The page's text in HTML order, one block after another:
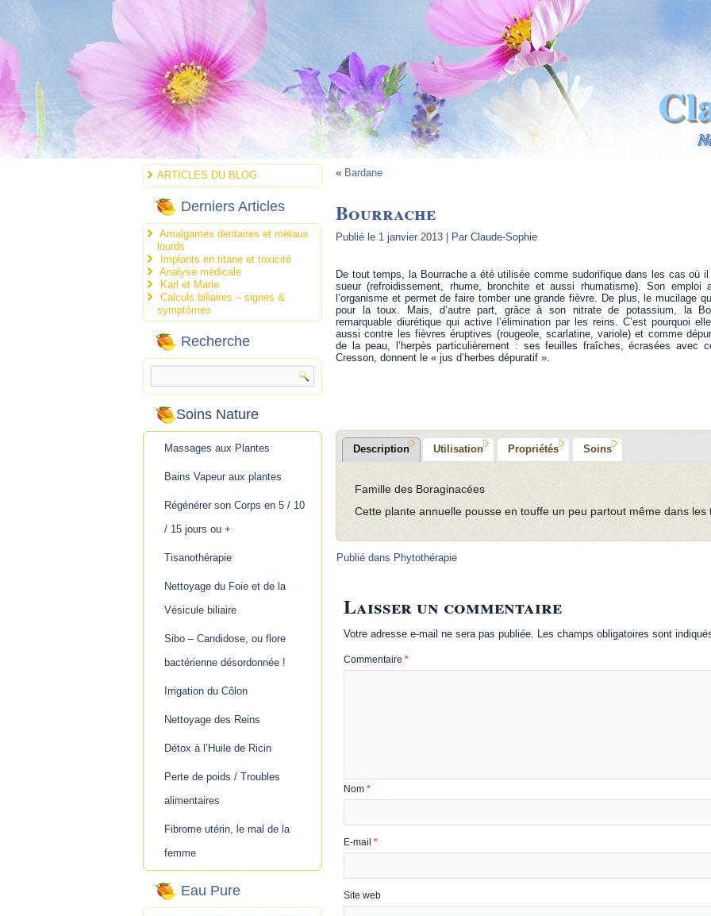
ARTICLES DU BLOG
Derniers Articles
Amalgames dentaires et métaux
lourds
Implants en titane et toxicité
Analyse médicale
Karl et Marie
Calculs biliaires – signes &
symptômes
Recherche
Soins Nature
Massages aux Plantes
Bains Vapeur aux plantes
Régénérer son Corps en 5 / 10
/ 15 jours ou +
Tisanothérapie
Nettoyage du Foie et de la
Vésicule biliaire
Sibo – Candidose, ou flore
bactérienne désordonnée !
Irrigation du Côlon
Nettoyage des Reins
Détox à l’Huile de Ricin
Perte de poids / Troubles
alimentaires
Fibrome utérin, le mal de la
femme
Eau Pure
« Bardane
Bourrache
Publié le 1 janvier 2013 Par Claude-Sophie
De tout temps, la Bourrache a été utilisée comme sudorifique dans les cas où
sueur (refroidissement, rhume, bronchite et aussi rhumatisme). Son emploi
l’organisme et permet de faire tomber une grande fièvre. De plus, le mucilage
pour la toux. Mais, d’autre part, grâce à son nitrate de potassium, la
remarquable diurétique qui active l’élimination par les reins. C’est pourquoi
aussi contre les fièvres éruptives (rougeole, scarlatine, variole) et comme
de la peau, l’herpès particulièrement : ses feuilles fraîches, écrasées avec
Cresson, donnent le « jus d’herbes dépuratif ».
Description Utilisation Propriétés Soins
Famille des Boraginacées
Cette plante annuelle pousse en touffe un peu partout même dans les
Publié dans Phytothérapie
Laisser un commentaire
Votre adresse e-mail ne sera pas publiée. Les champs obligatoires sont
Commentaire *
Nom *
E-mail *
Site web